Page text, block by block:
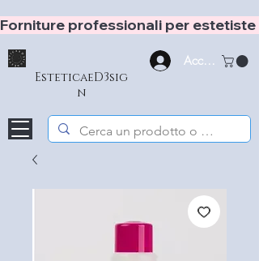
Forniture professionali per
EsteticaeD3sig
n
Accedi